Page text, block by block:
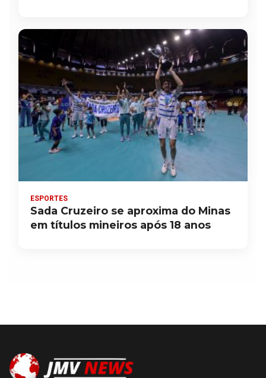
ESPORTES
Sada Cruzeiro se aproxima do Minas
em títulos mineiros após 18 anos